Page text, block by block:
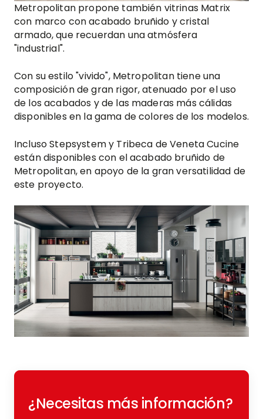
Metropolitan propone también vitrinas Matrix
con marco con acabado bruñido y cristal
armado, que recuerdan una atmósfera
"industrial".
Con su estilo "vivido", Metropolitan tiene una
composición de gran rigor, atenuado por el uso
de los acabados y de las maderas más cálidas
disponibles en la gama de colores de los modelos.
Incluso Stepsystem y Tribeca de Veneta Cucine
están disponibles con el acabado bruñido de
Metropolitan, en apoyo de la gran versatilidad de
este proyecto.
¿Necesitas más información?